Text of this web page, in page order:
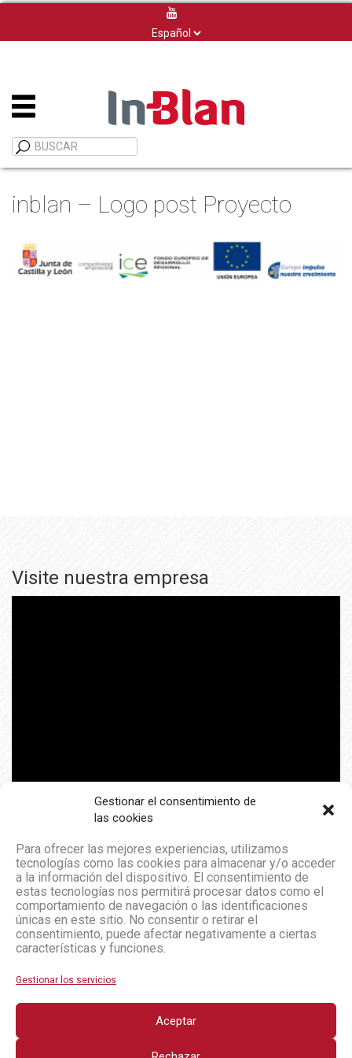
Gestionar el consentimiento de
las cookies
Para ofrecer las mejores experiencias, utilizamos
tecnologías como las cookies para almacenar y/o acceder
a la información del dispositivo. El consentimiento de
estas tecnologías nos permitirá procesar datos como el
comportamiento de navegación o las identificaciones
únicas en este sitio. No consentir o retirar el
consentimiento, puede afectar negativamente a ciertas
características y funciones.
Gestionar los servicios
Aceptar
Elegir
inblan – Logo post Proyecto
Visite nuestra empresa